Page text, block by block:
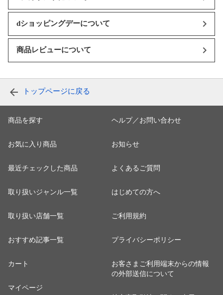
dショッピングデーについて
商品レビューについて
トップページに戻る
商品を探す
お気に入り商品
最近チェックした商品
取り扱いジャンル一覧
取り扱い店舗一覧
おすすめ記事一覧
カート
マイページ
ヘルプ／お問い合わせ
お知らせ
よくあるご質問
はじめての方へ
ご利用規約
プライバシーポリシー
お客さまご利用端末からの情報
の外部送信について